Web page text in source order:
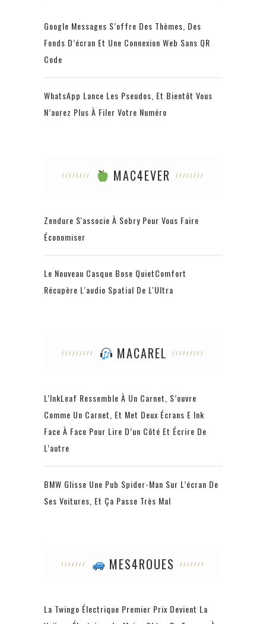
Google Messages S’offre Des Thèmes, Des
Fonds D’écran Et Une Connexion Web Sans QR
Code
WhatsApp Lance Les Pseudos, Et Bientôt Vous
N’aurez Plus À Filer Votre Numéro
MAC4EVER
Zendure S'associe À Sobry Pour Vous Faire
Économiser
Le Nouveau Casque Bose QuietComfort
Récupère L'audio Spatial De L'Ultra
MACAREL
L’InkLeaf Ressemble À Un Carnet, S’ouvre
Comme Un Carnet, Et Met Deux Écrans E Ink
Face À Face Pour Lire D’un Côté Et Écrire De
L’autre
BMW Glisse Une Pub Spider-Man Sur L’écran De
Ses Voitures, Et Ça Passe Très Mal
MES4ROUES
La Twingo Électrique Premier Prix Devient La